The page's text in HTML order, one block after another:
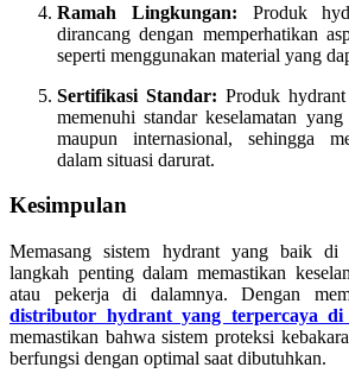
Ramah Lingkungan: Produk
dirancang dengan memperhatikan
seperti menggunakan material yang
Sertifikasi Standar: Produk
memenuhi standar keselamatan
maupun internasional, sehingga
dalam situasi darurat.
Kesimpulan
Memasang sistem hydrant yang baik di
langkah penting dalam memastikan
atau pekerja di dalamnya. Dengan
distributor hydrant yang terpercaya di
memastikan bahwa sistem proteksi
berfungsi dengan optimal saat dibutuhkan.